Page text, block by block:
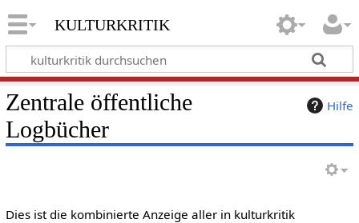
kulturkritik
Hilfe
Zentrale öffentliche
Logbücher
Dies ist die kombinierte Anzeige aller in kulturkritik